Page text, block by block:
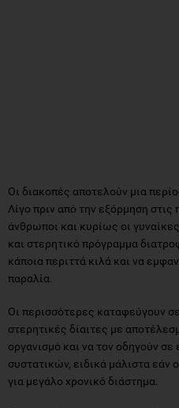
Οι διακοπές αποτελούν μια
Λίγο πριν από την εξόρμηση στις
άνθρωποι και κυρίως οι
και στερητικό πρόγραμμα
κάποια περιττά κιλά και να
παραλία.
Οι περισσότερες καταφεύγουν
στερητικές δίαιτες με
οργανισμό και να τον οδηγούν
συστατικών, ειδικά μάλιστα εάν
για μεγάλο χρονικό διάστημα.